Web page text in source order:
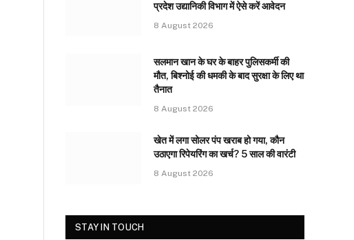
प्रदेश उद्यानिकी विभाग में ऐसे करें आवेदन
8 August 2026
सलमान खान के घर के बाहर पुलिसकर्मी की
मौत, बिश्नोई की धमकी के बाद सुरक्षा के लिए था
तैनात
8 August 2026
खेत में लगा सोलर पंप खराब हो गया, कौन
उठाएगा रिपेयरिंग का खर्च? 5 साल की वारंटी
8 August 2026
STAY IN TOUCH